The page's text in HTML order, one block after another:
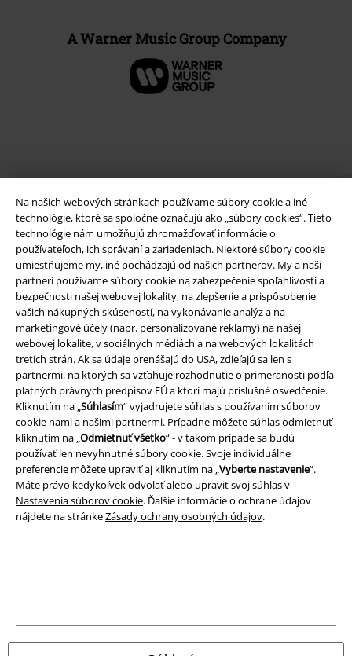
Na našich webových stránkach používame súbory cookie a iné
technológie, ktoré sa spoločne označujú ako „súbory cookies“. Tieto
technológie nám umožňujú zhromažďovať informácie o
používateľoch, ich správaní a zariadeniach. Niektoré súbory cookie
umiestňujeme my, iné pochádzajú od našich partnerov. My a naši
partneri používame súbory cookie na zabezpečenie spoľahlivosti a
bezpečnosti našej webovej lokality, na zlepšenie a prispôsobenie
vašich nákupných skúseností, na vykonávanie analýz a na
marketingové účely (napr. personalizované reklamy) na našej
webovej lokalite, v sociálnych médiách a na webových lokalitách
tretích strán. Ak sa údaje prenášajú do USA, zdieľajú sa len s
partnermi, na ktorých sa vzťahuje rozhodnutie o primeranosti podľa
platných právnych predpisov EÚ a ktorí majú príslušné osvedčenie.
Kliknutím na „Súhlasím“ vyjadrujete súhlas s používaním súborov
cookie nami a našimi partnermi. Prípadne môžete súhlas odmietnuť
kliknutím na „Odmietnuť všetko“ - v takom prípade sa budú
používať len nevyhnutné súbory cookie. Svoje individuálne
preferencie môžete upraviť aj kliknutím na „Vyberte nastavenie“.
Máte právo kedykoľvek odvolať alebo upraviť svoj súhlas v
Nastavenia súborov cookie. Ďalšie informácie o ochrane údajov
nájdete na stránkeZásady ochrany osobných údajov.
A Warner Music Group Company
Právne informácie
Podmienky
Imprint
Ochrana osobných údajov
Likvidácia odpadu a ochrana životného prostredia
Vyhlásenie o zhode
Informácie o prístupnosti
Nastavenia súborov cookie